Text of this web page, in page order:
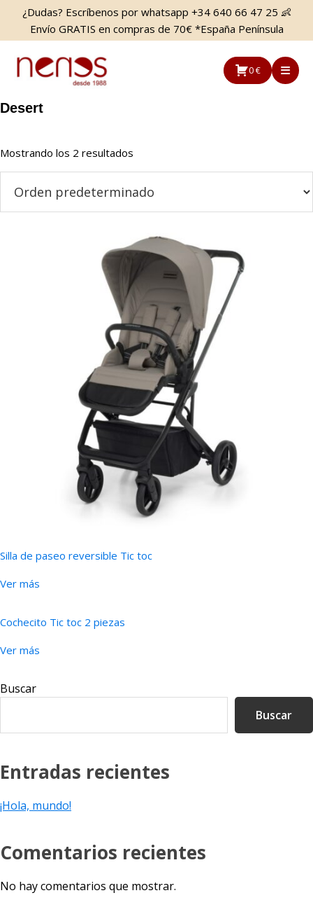
Saltar
contenido
principal
Saltar
la
barra
lateral
¿Dudas? Escríbenos por whatsapp +34 640 66 47 25 👶
Envío GRATIS en compras de 70€ *España Península
0 €
Desert
Mostrando los 2 resultados
Silla de paseo reversible Tic toc
Ver más
Cochecito Tic toc 2 piezas
Ver más
Barra
principal
Buscar
Buscar
Entradas recientes
¡Hola, mundo!
Comentarios recientes
No hay comentarios que mostrar.